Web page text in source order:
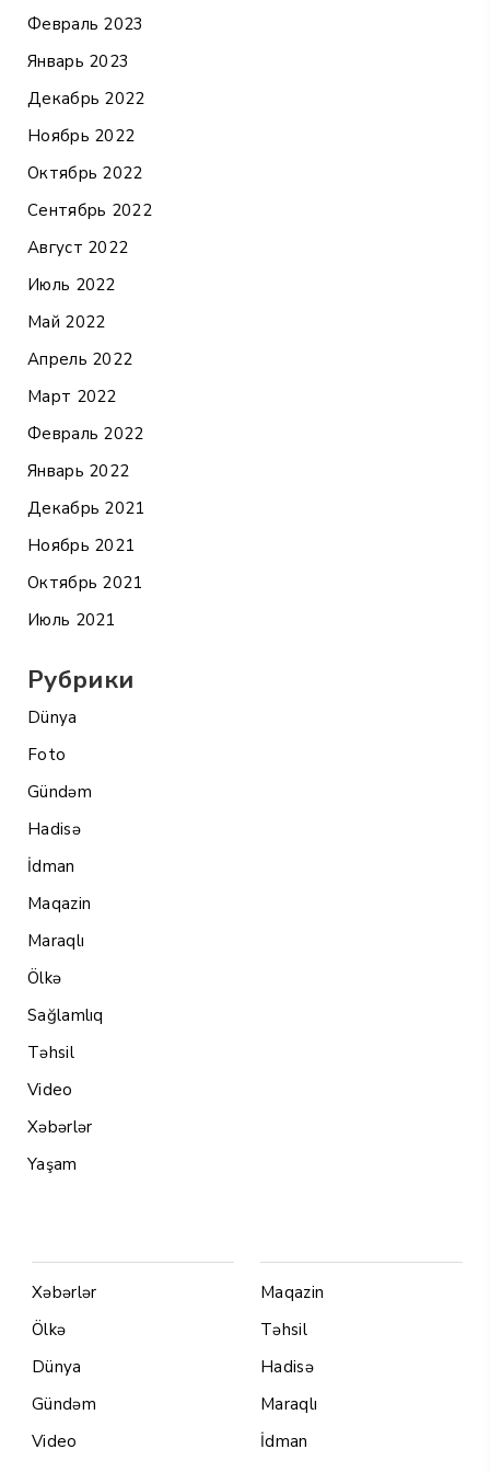
Февраль 2023
Январь 2023
Декабрь 2022
Ноябрь 2022
Октябрь 2022
Сентябрь 2022
Август 2022
Июль 2022
Май 2022
Апрель 2022
Март 2022
Февраль 2022
Январь 2022
Декабрь 2021
Ноябрь 2021
Октябрь 2021
Июль 2021
Рубрики
Dünya
Foto
Gündəm
Hadisə
İdman
Maqazin
Maraqlı
Ölkə
Sağlamlıq
Təhsil
Video
Xəbərlər
Yaşam
Xəbərlər
Ölkə
Dünya
Gündəm
Video
Maqazin
Təhsil
Hadisə
Maraqlı
İdman